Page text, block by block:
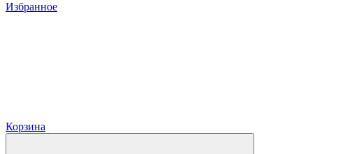
Избранное
Корзина